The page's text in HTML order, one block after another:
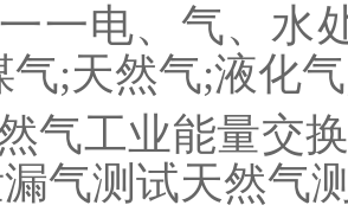
一电、气、水
气;天然气;液化
气工业能量交
气测试天然气